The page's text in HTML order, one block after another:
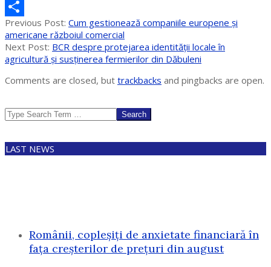
Messenger
Partajează
2025-
07-
15
Previous Post: Cum gestionează companiile europene și
americane războiul comercial
Next Post: BCR despre protejarea identității locale în
agricultură și susținerea fermierilor din Dăbuleni
Comments are closed, but trackbacks and pingbacks are open.
Search
LAST NEWS
Românii, copleșiți de anxietate financiară în
fața creșterilor de prețuri din august